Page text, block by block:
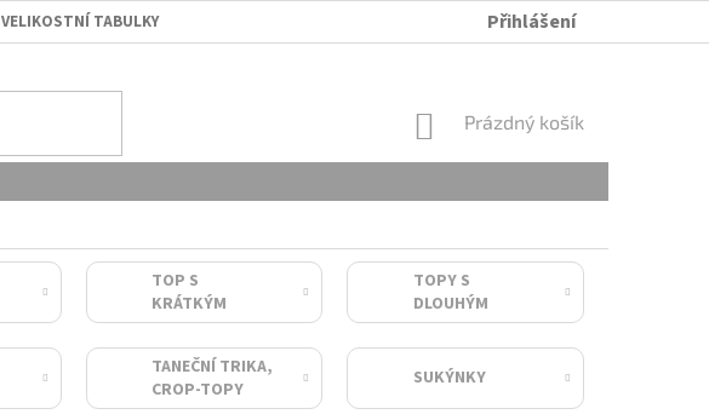
VELIKOSTNÍ TABULKY OBCHODNÍ PODMÍNKY
Přihlášení
NÁKUPNÍ
Prázdný košík
TOP S
KRÁTKÝM
RUKÁVEM
TOPY S
DLOUHÝM
RUKÁVEM
TANEČNÍ TRIKA,
CROP-TOPY
SUKÝNKY